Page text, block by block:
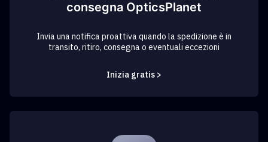
consegna OpticsPlanet
Invia una notifica proattiva quando la spedizione è in
transito, ritiro, consegna o eventuali eccezioni
Inizia gratis >